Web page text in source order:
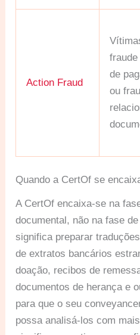
Action Fraud
de
ou
Quando a CertOf se
A CertOf encaixa-se na
documental, não na fase
significa preparar
de extratos bancários
doação, recibos de
documentos de herança e
para que o seu
possa analisá-los com